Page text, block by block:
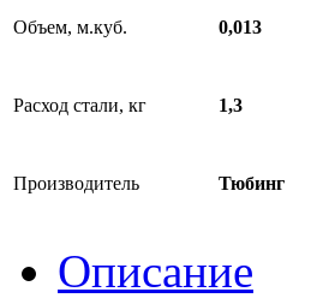
Объем, м.куб. 0,013
Расход стали, кг 1,3
Производитель Тюбинг
Описание